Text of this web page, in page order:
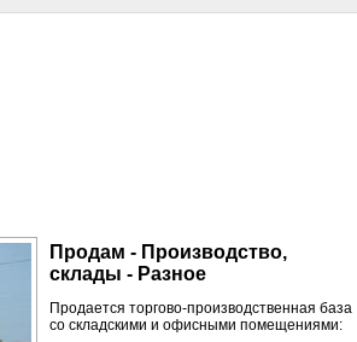
Продам - Производство,
склады - Разное
Продается торгово-производственная база
со складскими и офисными помещениями: